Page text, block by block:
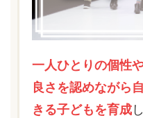
一人ひとりの個性
良さを認めながら
きる子どもを育成